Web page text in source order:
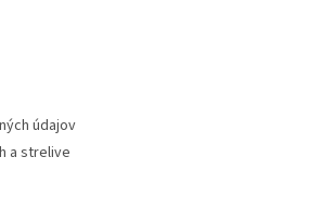
údajov
a strelive